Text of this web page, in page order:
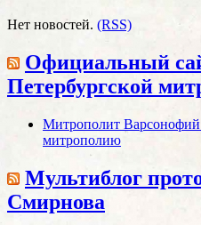
Нет новостей. (RSS)
Официальный
Петербургской
Митрополит
митрополию
Мультиблог
Смирнова